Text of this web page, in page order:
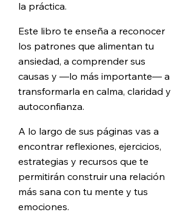
la práctica.
Este libro te enseña a reconocer
los patrones que alimentan tu
ansiedad, a comprender sus
causas y —lo más importante— a
transformarla en calma, claridad y
autoconfianza.
A lo largo de sus páginas vas a
encontrar reflexiones, ejercicios,
estrategias y recursos que te
permitirán construir una relación
más sana con tu mente y tus
emociones.